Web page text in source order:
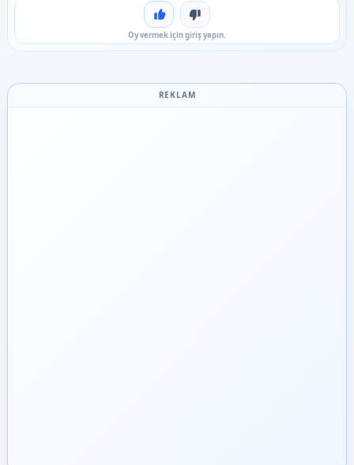
BeğenBeğenme
Oy vermek için giriş yapın.
REKLAM